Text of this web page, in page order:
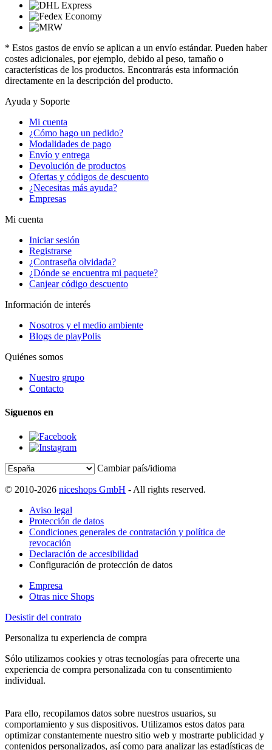
* Estos gastos de envío se aplican a un envío estándar. Pueden haber
costes adicionales, por ejemplo, debido al peso, tamaño o
características de los productos. Encontrarás esta información
directamente en la descripción del producto.
Ayuda y Soporte
Mi cuenta
¿Cómo hago un pedido?
Modalidades de pago
Envío y entrega
Devolución de productos
Ofertas y códigos de descuento
¿Necesitas más ayuda?
Empresas
Mi cuenta
Iniciar sesión
Registrarse
¿Contraseña olvidada?
¿Dónde se encuentra mi paquete?
Canjear código descuento
Información de interés
Nosotros y el medio ambiente
Blogs de playPolis
Quiénes somos
Nuestro grupo
Contacto
Síguenos en
Cambiar país/idioma
© 2010-2026 niceshops GmbH - All rights reserved.
Aviso legal
Protección de datos
Condiciones generales de contratación y política de
revocación
Declaración de accesibilidad
Configuración de protección de datos
Empresa
Otras nice Shops
Desistir del contrato
Personaliza tu experiencia de compra
Sólo utilizamos cookies y otras tecnologías para ofrecerte una
experiencia de compra personalizada con tu consentimiento
individual.
Para ello, recopilamos datos sobre nuestros usuarios, su
comportamiento y sus dispositivos. Utilizamos estos datos para
optimizar constantemente nuestro sitio web y mostrarte publicidad y
contenidos personalizados, así como para analizar las estadísticas de